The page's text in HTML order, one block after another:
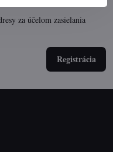
za účelom zasielania
Registrácia